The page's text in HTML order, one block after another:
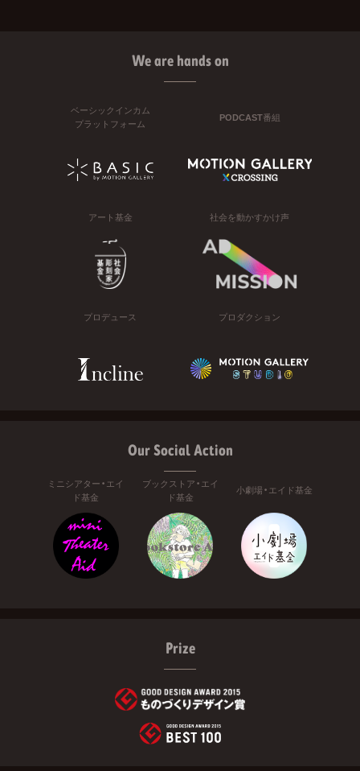
We are hands on
ベーシックインカム
プラットフォーム
PODCAST番組
アート基金 社会を動かすかけ声
プロデュース プロダクション
Our Social Action
ミニシアター・エイ
ド基金
ブックストア・エイ
ド基金
小劇場・エイド基金
Prize